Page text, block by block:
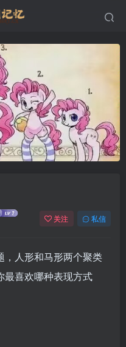
关注 私信
，人形和马形两个聚类
最喜欢哪种表现方式